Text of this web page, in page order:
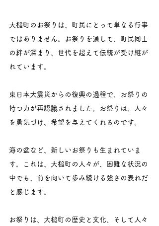
大槌町のお祭りは、町民にとって単なる行事
ではありません。お祭りを通して、町民同士
の絆が深まり、世代を超えて伝統が受け継が
れています。
東日本大震災からの復興の過程で、お祭りの
持つ力が再認識されました。お祭りは、人々
を勇気づけ、希望を与えてくれるのです。
海の盆など、新しいお祭りも生まれていま
す。これは、大槌町の人々が、困難な状況の
中でも、前を向いて歩み続ける強さの表れだ
と感じます。
お祭りは、大槌町の歴史と文化、そして人々